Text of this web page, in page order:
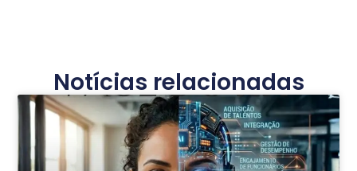
Notícias relacionadas